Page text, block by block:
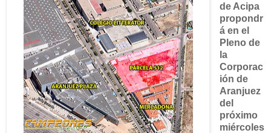
de Acipa
propondr
á en el
Pleno de
la
Corporac
ión de
Aranjuez
del
próximo
miércoles